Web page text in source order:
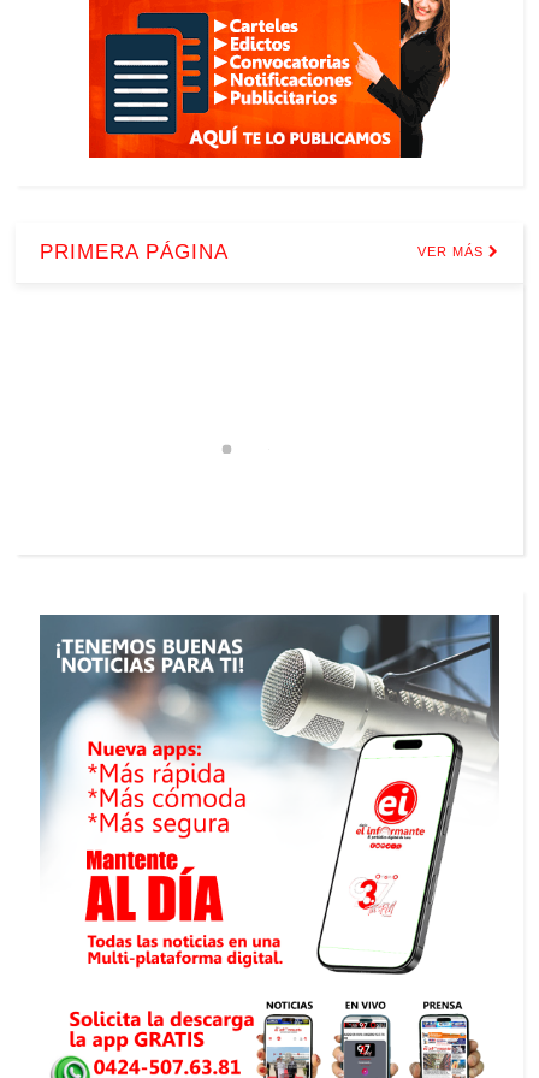
PRIMERA PÁGINA VER MÁS